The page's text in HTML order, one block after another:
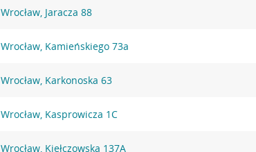
Wrocław, Jaracza 88
Wrocław, Kamieńskiego 73a
Wrocław, Karkonoska 63
Wrocław, Kasprowicza 1C
Wrocław, Kiełczowska 137A